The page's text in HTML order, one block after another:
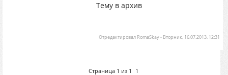
Тему в архив
Отредактировал RomaSkay- Вторник, 16.07.2013, 12:31
Страница 1 из 1 1